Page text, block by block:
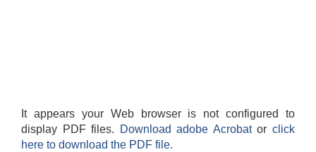
It appears your Web browser is not configured to
display PDF files.
Download adobe Acrobatorclick
here to download the PDF file.